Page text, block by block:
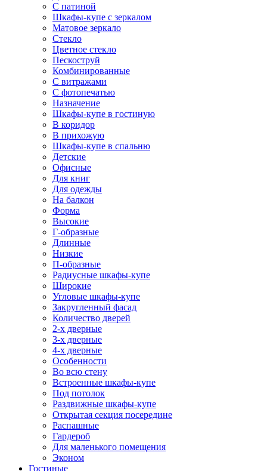
С патиной
Шкафы-купе с зеркалом
Матовое зеркало
Стекло
Цветное стекло
Пескоструй
Комбинированные
С витражами
С фотопечатью
Назначение
Шкафы-купе в гостиную
В коридор
В прихожую
Шкафы-купе в спальню
Детские
Офисные
Для книг
Для одежды
На балкон
Форма
Высокие
Г-образные
Длинные
Низкие
П-образные
Радиусные шкафы-купе
Широкие
Угловые шкафы-купе
Закругленный фасад
Количество дверей
2-х дверные
3-х дверные
4-х дверные
Особенности
Во всю стену
Встроенные шкафы-купе
Под потолок
Раздвижные шкафы-купе
Открытая секция посередине
Распашные
Гардероб
Для маленького помещения
Эконом
Гостиные